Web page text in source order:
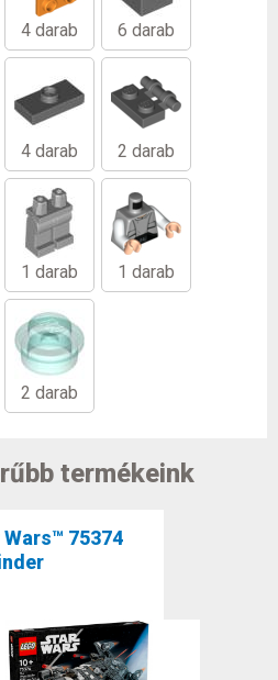
4 darab 6 darab
4 darab 2 darab
1 darab 1 darab
2 darab
termékeink
Wars™ 75374